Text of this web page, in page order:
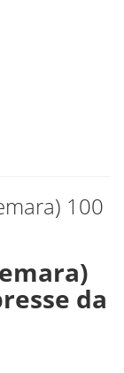
100
da